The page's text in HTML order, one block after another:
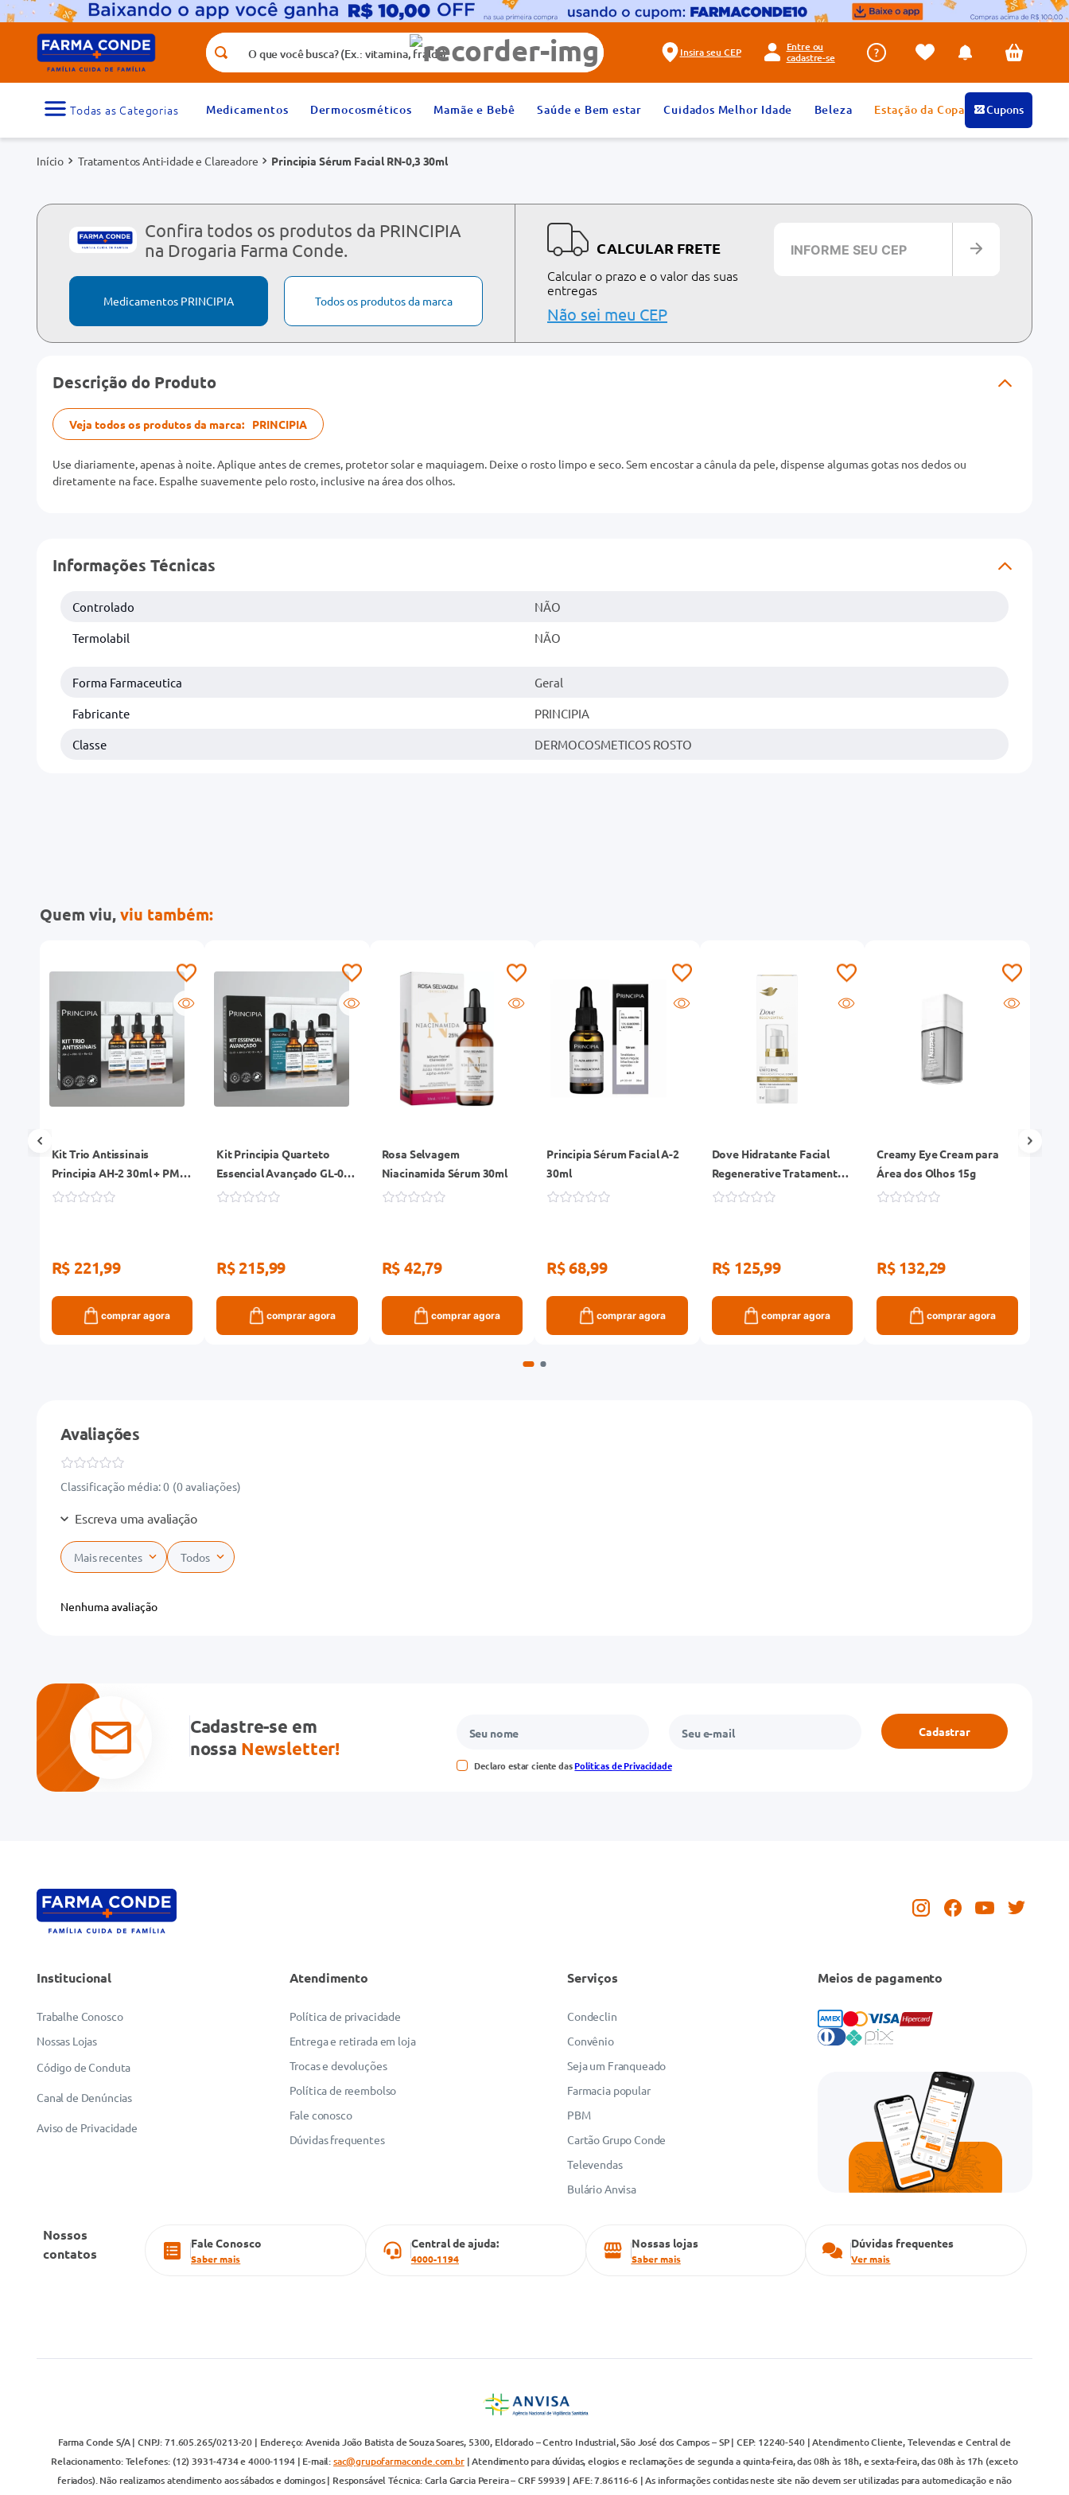
O que você busca? (Ex.: vitamina, fralda)
Insira seu CEP
Entre ou
cadastre-se
Medicamentos Dermocosméticos Mamãe e Bebê Saúde e Bem estar Cuidados Melhor Idade Beleza Estação da Copa Cupons
Tratamentos Anti-idade e Clareadore Principia Sérum Facial RN-0,3 30ml
Confira todos os produtos da PRINCIPIA
na Drogaria Farma Conde.
Medicamentos PRINCIPIA Todos os produtos da marca
CALCULAR FRETE
Calcular o prazo e o valor das suas
entregas
Não sei meu CEP
Descrição do Produto
Veja todos os produtos da marca: PRINCIPIA
Use diariamente, apenas à noite. Aplique antes de cremes, protetor solar e maquiagem. Deixe o rosto limpo e seco. Sem encostar a cânula da pele, dispense algumas gotas nos dedos ou
diretamente na face. Espalhe suavemente pelo rosto, inclusive na área dos olhos.
Informações Técnicas
Controlado NÃO
Termolabil NÃO
Forma Farmaceutica Geral
Fabricante PRINCIPIA
Classe DERMOCOSMETICOS ROSTO
Quem viu,viu também:
Kit Trio Antissinais
Principia AH-2 30ml + PM-
10 30ml + RN-0,3 30ml
R$ 221,99
comprar agora
Kit Principia Quarteto
Essencial Avançado GL-01
+ AL-7 + AH-2 + VC-10
R$ 215,99
comprar agora
Rosa Selvagem
Niacinamida Sérum 30ml
R$ 42,79
comprar agora
Principia Sérum Facial A-2
30ml
R$ 68,99
comprar agora
Dove Hidratante Facial
Regenerative Tratamento
Facial 3 em 1 FPS 30 Diurno
R$ 125,99
comprar agora
Creamy Eye Cream para
Área dos Olhos 15g
R$ 132,29
comprar agora
Avaliações
Classificação média: 0 (0 avaliações)
Escreva uma avaliação
Adicionar avaliação
Avalie o produto de 1 a 5 estrelas
★★★
Seu nome
Mais recentes Todos
Nenhuma avaliação
Cadastre-se em
nossa Newsletter!
Declaro estar ciente dasPolíticas de Privacidade
Cadastrar
Institucional
Trabalhe Conosco
Nossas Lojas
Código de Conduta
Canal de Denúncias
Aviso de Privacidade
Atendimento
Política de privacidade
Entrega e retirada em loja
Trocas e devoluções
Política de reembolso
Fale conosco
Dúvidas frequentes
Serviços
Condeclin
Convênio
Seja um Franqueado
Farmacia popular
PBM
Cartão Grupo Conde
Televendas
Bulário Anvisa
Meios de pagamento
Nossos
contatos
Fale Conosco
Saber mais
Central de ajuda:
4000-1194
Nossas lojas
Saber mais
Dúvidas frequentes
Ver mais
Farma Conde S/A | CNPJ: 71.605.265/0213-20 | Endereço: Avenida João Batista de Souza Soares, 5300, Eldorado – Centro Industrial, São José dos Campos – SP | CEP: 12240-540 | Atendimento Cliente, Televendas e Central de
Relacionamento: Telefones: (12) 3931-4734 e 4000-1194 | E-mail:sac@grupofarmaconde.com.br| Atendimento para dúvidas, elogios e reclamações de segunda a quinta-feira, das 08h às 18h, e sexta-feira, das 08h às 17h (exceto
feriados). Não realizamos atendimento aos sábados e domingos | Responsável Técnica: Carla Garcia Pereira – CRF 59939 | AFE: 7.86116-6 | As informações contidas neste site não devem ser utilizadas para automedicação e não
Termos mais buscados
1
medicamento 2º
fralda
5º dipirona 6º
absorvente